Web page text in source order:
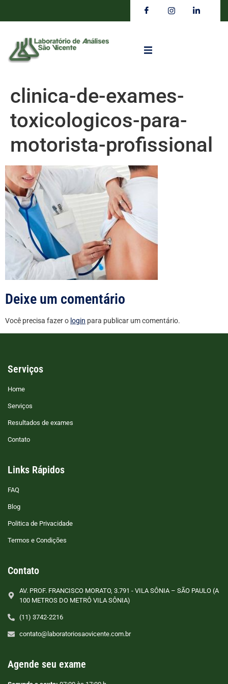
clinica-de-exames-
toxicologicos-para-
motorista-profissional
Deixe um comentário
Você precisa fazer o login para publicar um comentário.
Serviços
Home
Serviços
Resultados de exames
Contato
Links Rápidos
FAQ
Blog
Politica de Privacidade
Termos e Condições
Contato
AV. PROF. FRANCISCO MORATO, 3.791 - VILA SÔNIA – SÃO PAULO (A
100 METROS DO METRÔ VILA SÔNIA)
(11) 3742-2216
contato@laboratoriosaovicente.com.br
Agende seu exame